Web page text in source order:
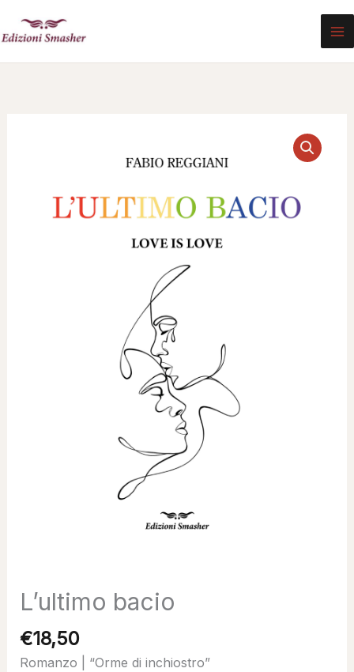
al
L’ultimo bacio
€18,50
Romanzo | “Orme di inchiostro”